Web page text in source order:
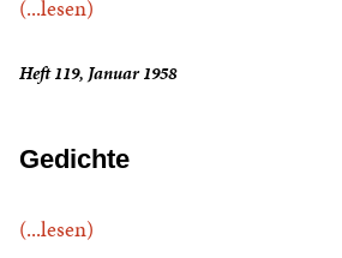
(...lesen)
Heft 119, Januar 1958
Gedichte
(...lesen)